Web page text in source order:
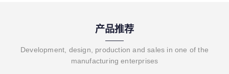
产品推荐
Development, design, production and sales in one of the
manufacturing enterprises